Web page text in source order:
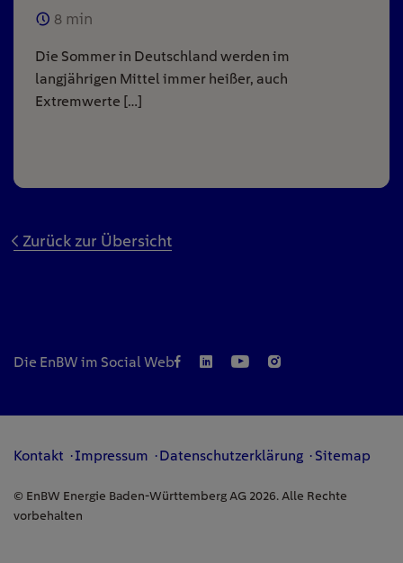
8 min
Die Sommer in Deutschland werden im
langjährigen Mittel immer heißer, auch
Extremwerte […]
Zurück zur Übersicht
Die EnBW im Social Web
Kontakt Impressum Datenschutzerklärung Sitemap
© EnBW Energie Baden-Württemberg AG 2026. Alle Rechte
vorbehalten